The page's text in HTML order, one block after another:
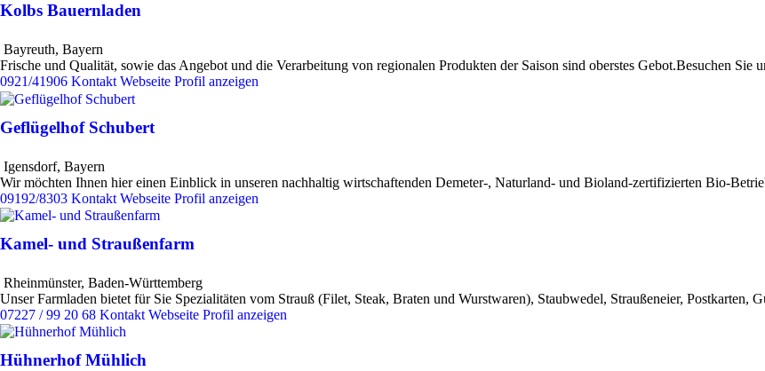
Kolbs Bauernladen
Bayreuth, Bayern
Frische und Qualität, sowie das Angebot und die Verarbeitung von regionalen Produkten der Saison sind oberstes Gebot.Besuchen Sie
0921/41906 Kontakt Webseite Profil anzeigen
Geflügelhof Schubert
Igensdorf, Bayern
Wir möchten Ihnen hier einen Einblick in unseren nachhaltig wirtschaftenden Demeter-, Naturland- und Bioland-zertifizierten Bio-
09192/8303 Kontakt Webseite Profil anzeigen
Kamel- und Straußenfarm
Rheinmünster, Baden-Württemberg
Unser Farmladen bietet für Sie Spezialitäten vom Strauß (Filet, Steak, Braten und Wurstwaren), Staubwedel, Straußeneier, Postkarten,
07227 / 99 20 68 Kontakt Webseite Profil anzeigen
Hühnerhof Mühlich